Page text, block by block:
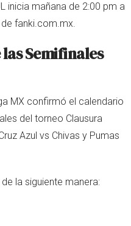
inicia mañana de 2:00 pm a
fanki.com.mx.
Semifinales
MX confirmó el calendario
del torneo Clausura
Azul vs Chivas y Pumas
la siguiente manera: